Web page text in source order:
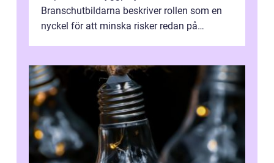
Branschutbildarna beskriver rollen som en
nyckel för att minska risker redan på